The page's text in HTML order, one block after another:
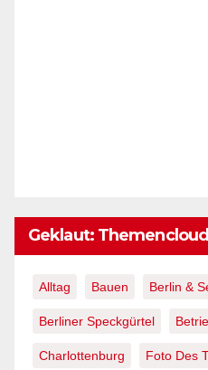
Geklaut: Themencloud
Alltag Bauen Berlin &
Berliner Speckgürtel
Charlottenburg Foto Des